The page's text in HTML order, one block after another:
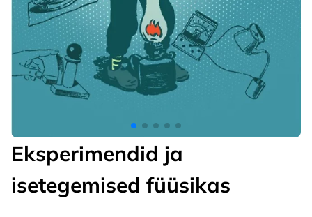
Eksperimendid ja
isetegemised füüsikas